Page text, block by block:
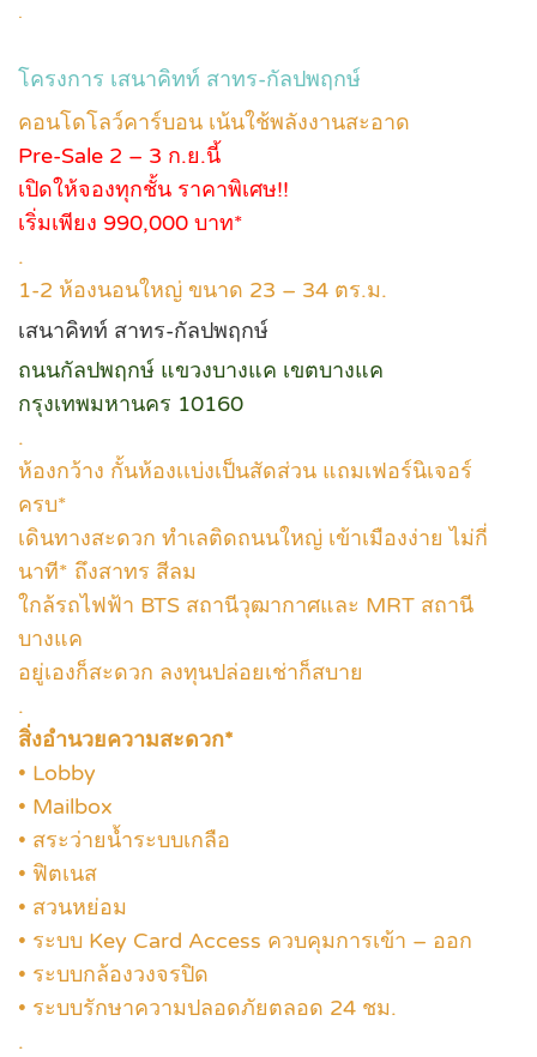
.
โครงการ เสนาคิทท์ สาทร-กัลปพฤกษ์
คอนโดโลว์คาร์บอน เน้นใช้พลังงานสะอาด
Pre-Sale 2 – 3 ก.ย.นี้
เปิดให้จองทุกชั้น ราคาพิเศษ!!
เริ่มเพียง 990,000 บาท*
.
1-2 ห้องนอนใหญ่ ขนาด 23 – 34 ตร.ม.
เสนาคิทท์ สาทร-กัลปพฤกษ์
ถนนกัลปพฤกษ์ แขวงบางแค เขตบางแค
กรุงเทพมหานคร 10160
.
ห้องกว้าง กั้นห้องเเบ่งเป็นสัดส่วน แถมเฟอร์นิเจอร์
ครบ*
เดินทางสะดวก ทำเลติดถนนใหญ่ เข้าเมืองง่าย ไม่กี่
นาที* ถึงสาทร สีลม
ใกล้รถไฟฟ้า BTS สถานีวุฒากาศและ MRT สถานี
บางแค
อยู่เองก็สะดวก ลงทุนปล่อยเช่าก็สบาย
.
สิ่งอำนวยความสะดวก*
• Lobby
• Mailbox
• สระว่ายน้ำระบบเกลือ
• ฟิตเนส
• สวนหย่อม
• ระบบ Key Card Access ควบคุมการเข้า – ออก
• ระบบกล้องวงจรปิด
• ระบบรักษาความปลอดภัยตลอด 24 ชม.
.